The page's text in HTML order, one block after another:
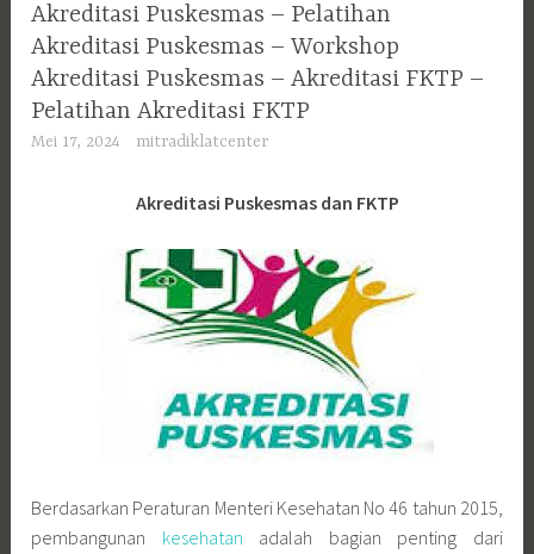
Akreditasi Puskesmas – Pelatihan
Akreditasi Puskesmas – Workshop
Akreditasi Puskesmas – Akreditasi FKTP –
Pelatihan Akreditasi FKTP
Mei 17, 2024 mitradiklatcenter
Akreditasi Puskesmas dan FKTP
Berdasarkan Peraturan Menteri Kesehatan No 46 tahun 2015,
pembangunan kesehatan adalah bagian penting dari